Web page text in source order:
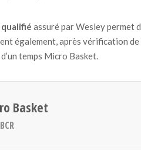
assuré par Wesley permet
également, après vérification
temps Micro Basket.
Basket